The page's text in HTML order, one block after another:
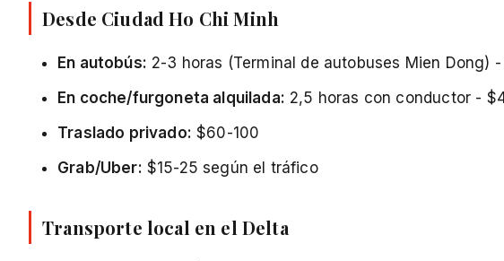
Desde Ciudad Ho Chi Minh
En autobús: 2-3 horas (Terminal de autobuses Mien Dong)
En coche/furgoneta alquilada: 2,5 horas con conductor -
Traslado privado: $60-100
Grab/Uber: $15-25 según el tráfico
Transporte local en el Delta